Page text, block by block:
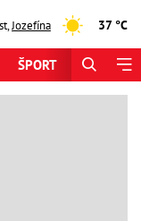
,Jozefína 37 °C
ŠPORT